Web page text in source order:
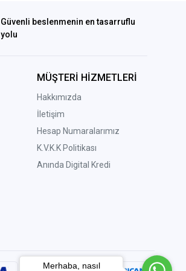
Güvenli beslenmenin en tasarruflu
yolu
MÜŞTERİ HİZMETLERİ
Hakkımızda
İletişim
Hesap Numaralarımız
K.V.K.K Politikası
Anında Digital Kredi
Merhaba, nasıl